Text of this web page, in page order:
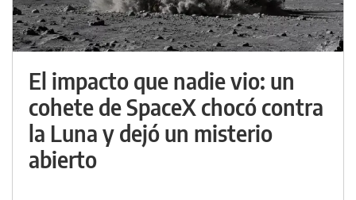
El impacto que nadie vio: un
cohete de SpaceX chocó contra
la Luna y dejó un misterio
abierto